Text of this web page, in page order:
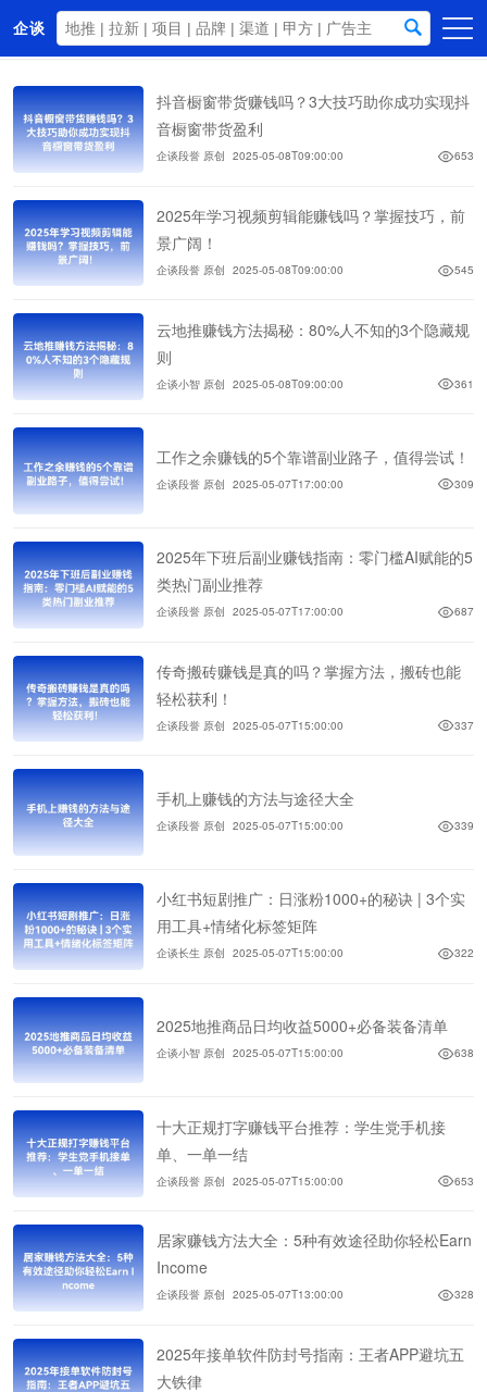
企谈
商务资源
资讯动态
关于我们
抖音橱窗带货赚钱吗？3大技巧助你成功实现抖
音橱窗带货盈利
企谈段誉 原创 2025-05-08T09:00:00 653
2025年学习视频剪辑能赚钱吗？掌握技巧，前
景广阔！
企谈段誉 原创 2025-05-08T09:00:00 545
云地推赚钱方法揭秘：80%人不知的3个隐藏规
则
企谈小智 原创 2025-05-08T09:00:00 361
工作之余赚钱的5个靠谱副业路子，值得尝试！
企谈段誉 原创 2025-05-07T17:00:00 309
2025年下班后副业赚钱指南：零门槛AI赋能的5
类热门副业推荐
企谈段誉 原创 2025-05-07T17:00:00 687
传奇搬砖赚钱是真的吗？掌握方法，搬砖也能
轻松获利！
企谈段誉 原创 2025-05-07T15:00:00 337
手机上赚钱的方法与途径大全
企谈段誉 原创 2025-05-07T15:00:00 339
小红书短剧推广：日涨粉1000+的秘诀 | 3个实
用工具+情绪化标签矩阵
企谈长生 原创 2025-05-07T15:00:00 322
2025地推商品日均收益5000+必备装备清单
企谈小智 原创 2025-05-07T15:00:00 638
十大正规打字赚钱平台推荐：学生党手机接
单、一单一结
企谈段誉 原创 2025-05-07T15:00:00 653
居家赚钱方法大全：5种有效途径助你轻松Earn
Income
企谈段誉 原创 2025-05-07T13:00:00 328
2025年接单软件防封号指南：王者APP避坑五
大铁律